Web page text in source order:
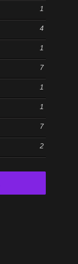
1
4
1
7
1
1
7
2